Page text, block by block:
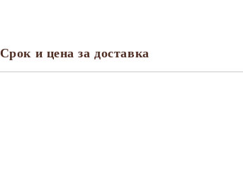
Срок и цена за доставка